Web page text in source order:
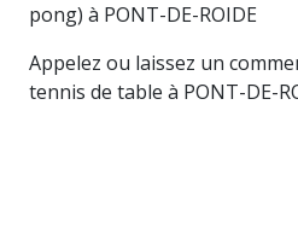
pong) à PONT-DE-ROIDE
Appelez ou laissez un
tennis de table à PONT-DE-